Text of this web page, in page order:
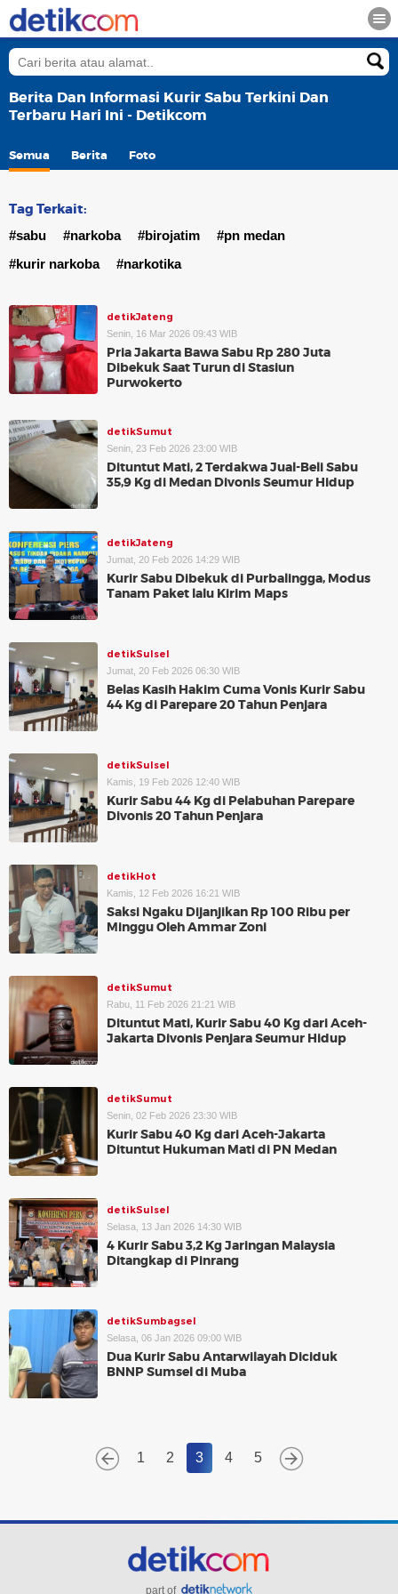
Berita Dan Informasi Kurir Sabu Terkini Dan
Terbaru Hari Ini - Detikcom
Semua Berita Foto
Tag Terkait:
#sabu #narkoba #birojatim
#pn medan
#kurir narkoba
#narkotika
detikJateng
Senin, 16 Mar 2026 09:43 WIB
Pria Jakarta Bawa Sabu Rp 280 Juta
Dibekuk Saat Turun di Stasiun
Purwokerto
detikSumut
Senin, 23 Feb 2026 23:00 WIB
Dituntut Mati, 2 Terdakwa Jual-Beli Sabu
35,9 Kg di Medan Divonis Seumur Hidup
detikJateng
Jumat, 20 Feb 2026 14:29 WIB
Kurir Sabu Dibekuk di Purbalingga, Modus
Tanam Paket lalu Kirim Maps
detikSulsel
Jumat, 20 Feb 2026 06:30 WIB
Belas Kasih Hakim Cuma Vonis Kurir Sabu
44 Kg di Parepare 20 Tahun Penjara
detikSulsel
Kamis, 19 Feb 2026 12:40 WIB
Kurir Sabu 44 Kg di Pelabuhan Parepare
Divonis 20 Tahun Penjara
detikHot
Kamis, 12 Feb 2026 16:21 WIB
Saksi Ngaku Dijanjikan Rp 100 Ribu per
Minggu Oleh Ammar Zoni
detikSumut
Rabu, 11 Feb 2026 21:21 WIB
Dituntut Mati, Kurir Sabu 40 Kg dari Aceh-
Jakarta Divonis Penjara Seumur Hidup
detikSumut
Senin, 02 Feb 2026 23:30 WIB
Kurir Sabu 40 Kg dari Aceh-Jakarta
Dituntut Hukuman Mati di PN Medan
detikSulsel
Selasa, 13 Jan 2026 14:30 WIB
4 Kurir Sabu 3,2 Kg Jaringan Malaysia
Ditangkap di Pinrang
detikSumbagsel
Selasa, 06 Jan 2026 09:00 WIB
Dua Kurir Sabu Antarwilayah Diciduk
BNNP Sumsel di Muba
1 2 3 4 5
part of